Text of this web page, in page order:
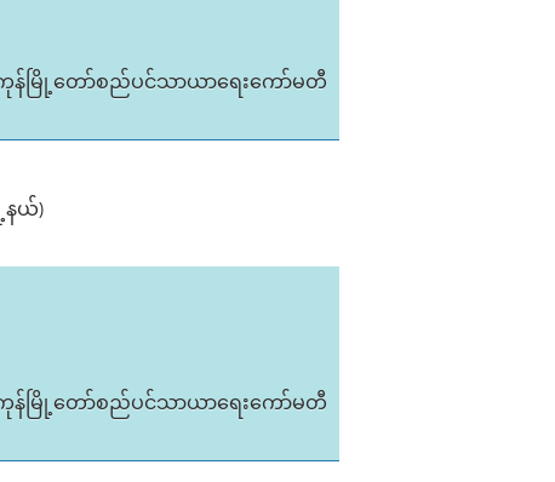
န်မြို့တော်စည်ပင်သာယာရေးကော်မတီ
နယ်)
န်မြို့တော်စည်ပင်သာယာရေးကော်မတီ